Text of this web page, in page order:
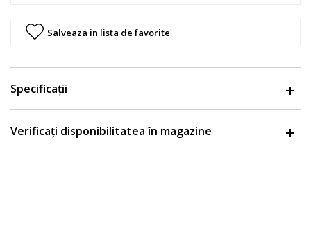
Salveaza in lista de favorite
Specificații
Verificați disponibilitatea în magazine